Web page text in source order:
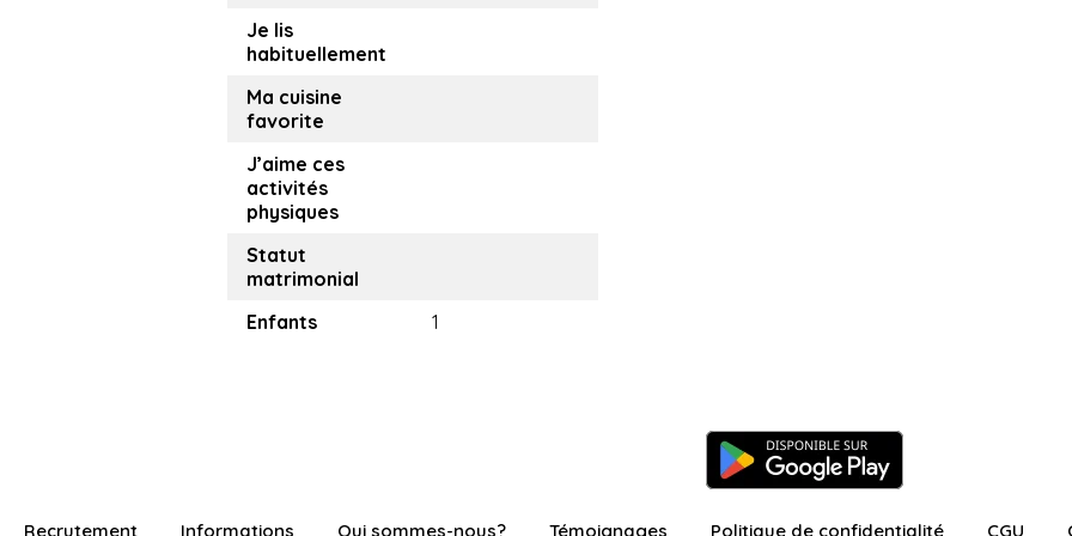
Je lis
habituellement
Ma cuisine
favorite
J’aime ces
activités
physiques
Statut
matrimonial
Enfants
1
Recrutement Informations Qui sommes-nous? Témoignages Politique de confidentialité CGU